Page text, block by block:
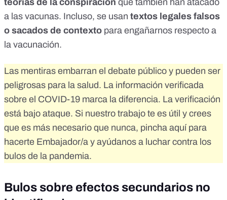
teorías de la conspiración que también han atacado
a las vacunas. Incluso, se usan textos legales falsos
o sacados de contexto para engañarnos respecto a
la vacunación.
Las mentiras embarran el debate público y pueden ser
peligrosas para la salud. La información verificada
sobre el COVID-19 marca la diferencia. La verificación
está bajo ataque. Si nuestro trabajo te es útil y crees
que es más necesario que nunca, pincha aquí para
hacerte Embajador/a y ayúdanos a luchar contra los
bulos de la pandemia.
Bulos sobre efectos secundarios no